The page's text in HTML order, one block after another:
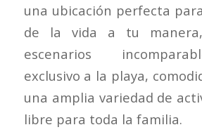
una ubicación perfecta
de la vida a tu
escenarios
exclusivo a la playa,
una amplia variedad de
libre para toda la familia.